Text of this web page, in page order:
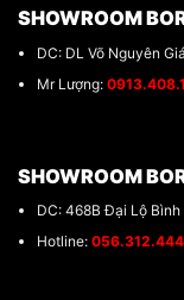
SHOWROOM
DC: DL Võ Nguyên
Mr Lượng:
SHOWROOM
DC: 468B Đại Lộ
Hotline: